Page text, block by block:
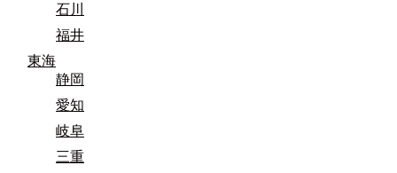
石川
福井
東海
静岡
愛知
岐阜
三重